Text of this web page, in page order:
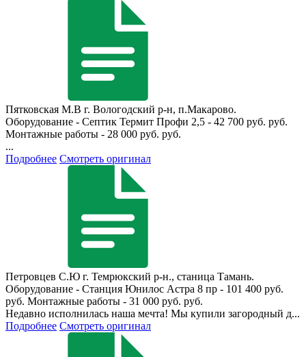
Пятковская М.В г. Вологодский р-н, п.Макарово.
Оборудование - Септик Термит Профи 2,5 - 42 700 руб. руб.
Монтажные работы - 28 000 руб. руб.
...
Подробнее Смотреть оригинал
Петровцев С.Ю г. Темрюкский р-н., станица Тамань.
Оборудование - Станция Юнилос Астра 8 пр - 101 400 руб.
руб. Монтажные работы - 31 000 руб. руб.
Недавно исполнилась наша мечта! Мы купили загородный д...
Подробнее Смотреть оригинал